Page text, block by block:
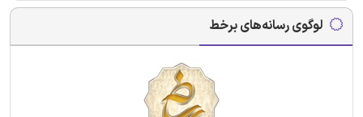
لوگوی رسانه‌های برخط